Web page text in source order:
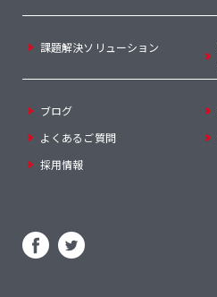
課題解決ソリューション
ブログ
よくあるご質問
採用情報